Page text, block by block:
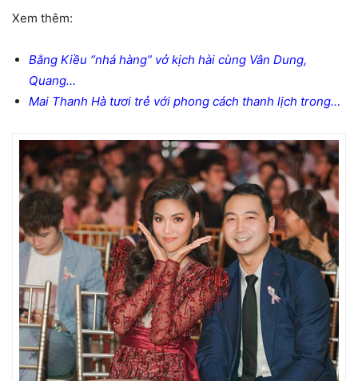
Xem thêm:
Bằng Kiều “nhá hàng” vở kịch hài cùng Vân Dung,
Quang…
Mai Thanh Hà tươi trẻ với phong cách thanh lịch trong…